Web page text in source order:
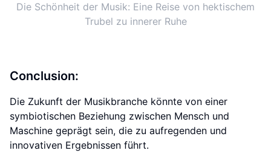
Die Schönheit der Musik: Eine Reise von hektischem
Trubel zu innerer Ruhe
Conclusion:
Die Zukunft der Musikbranche könnte von einer
symbiotischen Beziehung zwischen Mensch und
Maschine geprägt sein, die zu aufregenden und
innovativen Ergebnissen führt.